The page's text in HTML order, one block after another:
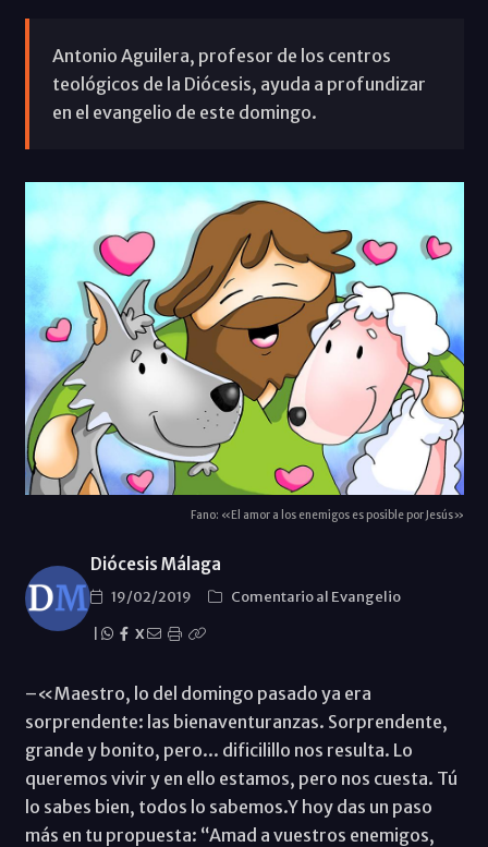
Antonio Aguilera, profesor de los centros
teológicos de la Diócesis, ayuda a profundizar
en el evangelio de este domingo.
Fano: «El amor a los enemigos es posible por Jesús»
Diócesis Málaga
19/02/2019
Comentario al Evangelio
X
–«Maestro, lo del domingo pasado ya era
sorprendente: las bienaventuranzas. Sorprendente,
grande y bonito, pero... dificilillo nos resulta. Lo
queremos vivir y en ello estamos, pero nos cuesta. Tú
lo sabes bien, todos lo sabemos.Y hoy das un paso
más en tu propuesta: “Amad a vuestros enemigos,